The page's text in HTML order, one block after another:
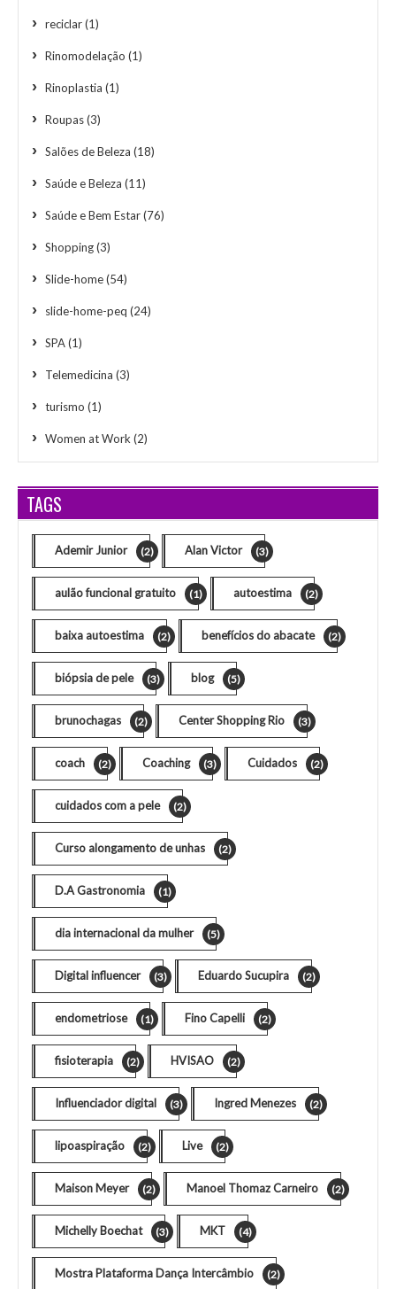
reciclar(1)
Rinomodelação (1)
Rinoplastia (1)
Roupas(3)
Salões de Beleza (18)
Saúde e Beleza (11)
Saúde e Bem Estar(76)
Shopping(3)
Slide-home(54)
slide-home-peq (24)
SPA(1)
Telemedicina (3)
turismo (1)
Women at Work (2)
TAGS
Ademir Junior (2) Alan Victor (3)
aulão funcional gratuito (1) autoestima (2)
baixa autoestima (2) benefícios do abacate (2)
biópsia de pele (3) blog (5)
brunochagas (2) Center Shopping Rio (3)
coach (2) Coaching (3) Cuidados (2)
cuidados com a pele (2)
Curso alongamento de unhas (2)
D.A Gastronomia (1)
dia internacional da mulher (5)
Digital influencer (3) Eduardo Sucupira (2)
endometriose (1) Fino Capelli (2)
fisioterapia (2) HVISAO (2)
Influenciador digital (3) Ingred Menezes (2)
lipoaspiração (2) Live (2)
Maison Meyer (2) Manoel Thomaz Carneiro (2)
Michelly Boechat (3) MKT (4)
Mostra Plataforma Dança Intercâmbio (2)